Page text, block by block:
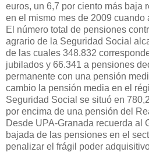
euros, un 6,7 por ciento más baja
en el mismo mes de 2009 cuando
El número total de pensiones
agrario de la Seguridad Social
de las cuales 348.832
jubilados y 66.341 a pensiones
permanente con una pensión
cambio la pensión media en el
Seguridad Social se situó en
por encima de una pensión del
Desde UPA-Granada recuerda al
bajada de las pensiones en el
penalizar el frágil poder